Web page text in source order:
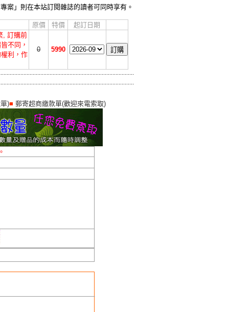
案」則在本站訂閱雜誌的讀者可同時享有。
原價 特價 起訂日期
, 訂購前
不同，
利，作
0 5990
)■ 郵寄超商繳款單(歡迎來電索取)